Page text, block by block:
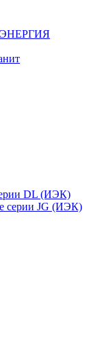
ЭНЕРГИЯ
DL (ИЭК)
серии JG (ИЭК)